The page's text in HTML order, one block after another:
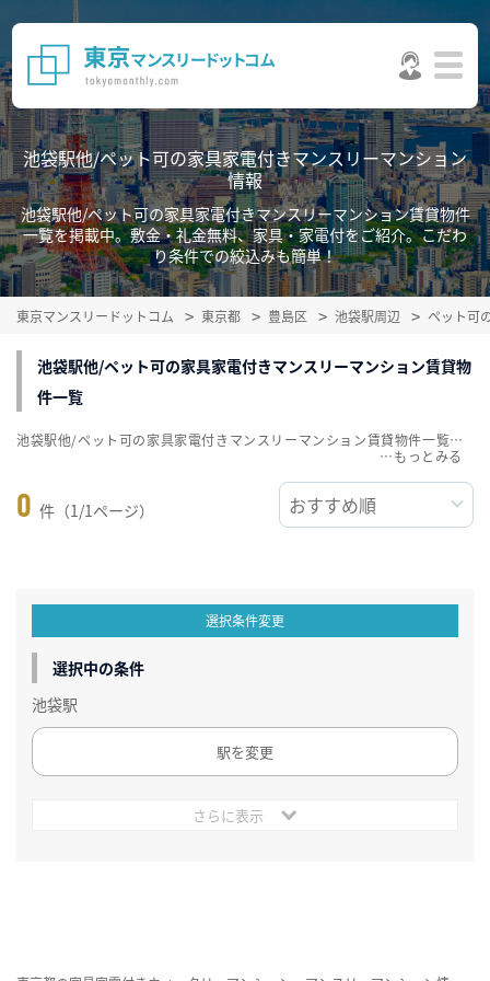
池袋駅他/ペット可の家具家電付きマンスリーマンション
情報
池袋駅他/ペット可の家具家電付きマンスリーマンション賃貸物件
一覧を掲載中。敷金・礼金無料、家具・家電付をご紹介。こだわ
り条件での絞込みも簡単！
東京マンスリードットコム 東京都 豊島区 池袋駅周辺 ペット可
池袋駅他/ペット可の家具家電付きマンスリーマンション賃貸物
件一覧
0 件（1/1ページ）
池袋駅他/ペット可の家具家電付きマンスリーマンション賃貸物件一覧を掲載中。敷金・礼金無料、家具・家電付をご紹介。こだわり条件での絞込みも簡単！
…
選択条件変更
選択中の条件
池袋駅
駅を変更
さらに表示